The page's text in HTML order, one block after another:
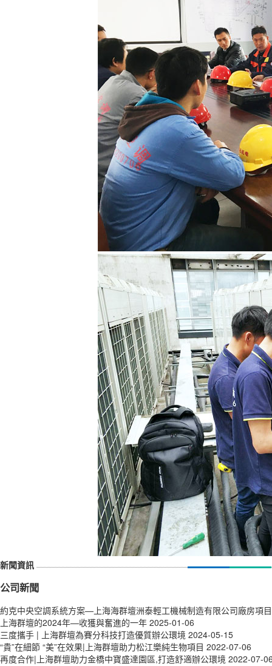
新聞資訊
公司新聞
約克中央空調系統方案—上海海群壇洲泰輕工機械制造有限公司廠房項目
上海群壇的2024年—收獲與奮進的一年 2025-01-06
三度攜手 | 上海群壇為賽分科技打造優質辦公環境 2024-05-15
“貴”在細節 “美”在效果|上海群壇助力松江樂純生物項目 2022-07-06
再度合作|上海群壇助力金橋中寶盛達園區,打造舒適辦公環境 2022-07-